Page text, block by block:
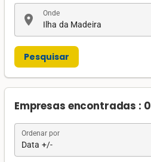
location_on Ilha da Madeira
Onde
Pesquisar
Empresas encontradas : 0
Data +/-
Ordenar por